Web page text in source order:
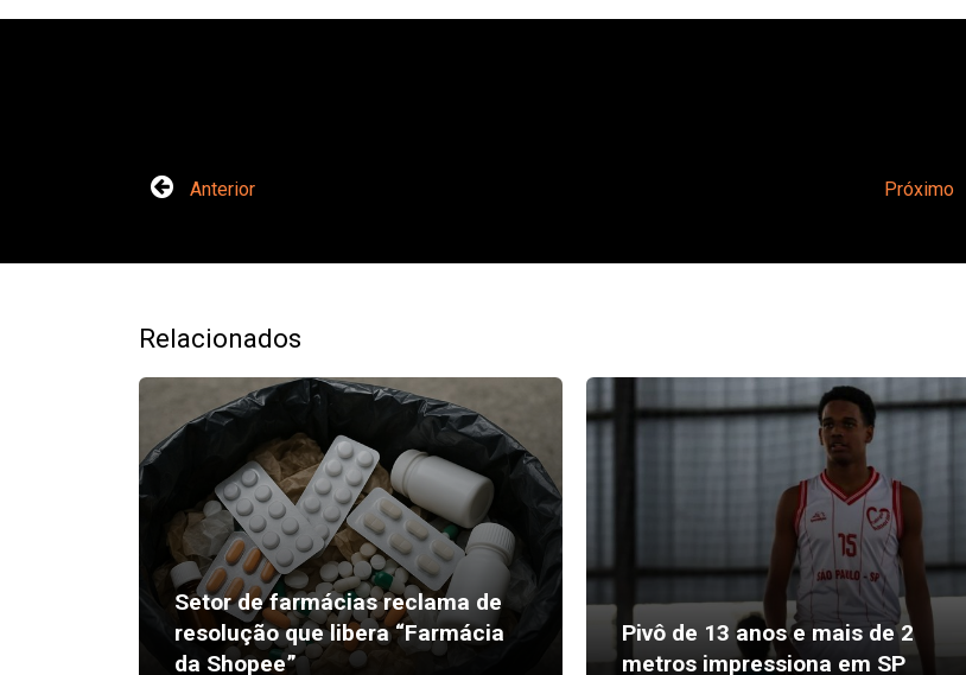
Anterior Próximo
Relacionados
Setor de farmácias reclama de
resolução que libera “Farmácia
da Shopee”
Pivô de 13 anos e mais de 2
metros impressiona em SP